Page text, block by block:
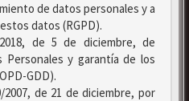
de datos personales y a
datos (RGPD).
de 5 de diciembre, de
Personales y garantía de los
GDD).
2007, de 21 de diciembre, por